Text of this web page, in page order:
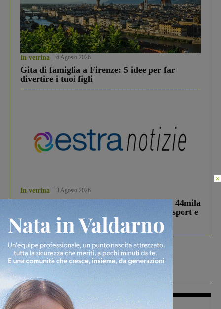
In vetrina 6 Agosto 2026
Gita di famiglia a Firenze: 5 idee per far
divertire i tuoi figli
In vetrina 3 Agosto 2026
Estra Notizie agosto: Smart Cities, oltre 44mila
studenti coinvolti, torna il bando per lo sport e
debutta il podcast Estrair
Più lette
×